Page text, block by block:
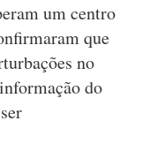
um centro
que
no
do